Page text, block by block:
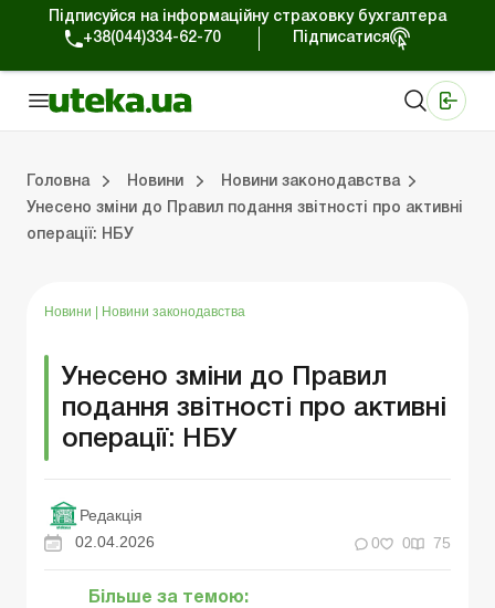
Підписуйся на інформаційну страховку бухгалтера
+38(044)334-62-70
Підписатися
Головна Новини
Новини законодавства
Унесено зміни до Правил подання звітності про активні
операції: НБУ
Новини Новини законодавства
Унесено зміни до Правил
подання звітності про активні
операції: НБУ
Редакція
02.04.2026
0 0 75
Більше за темою: